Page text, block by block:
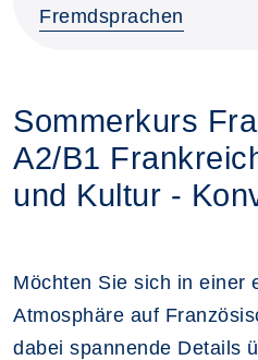
Fremdsprachen
Sommerkurs
A2/B1
und Kultur -
Möchten Sie sich in einer
Atmosphäre auf
dabei spannende Details